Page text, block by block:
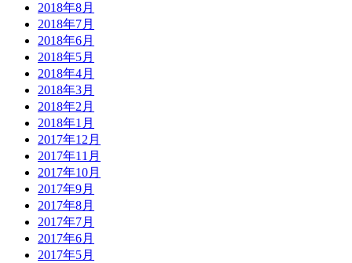
2018年8月
2018年7月
2018年6月
2018年5月
2018年4月
2018年3月
2018年2月
2018年1月
2017年12月
2017年11月
2017年10月
2017年9月
2017年8月
2017年7月
2017年6月
2017年5月